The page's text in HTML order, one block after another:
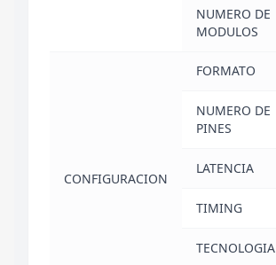
NUMERO DE
MODULOS
CONFIGURACION
FORMATO
NUMERO DE
PINES
LATENCIA
TIMING
TECNOLOGIA